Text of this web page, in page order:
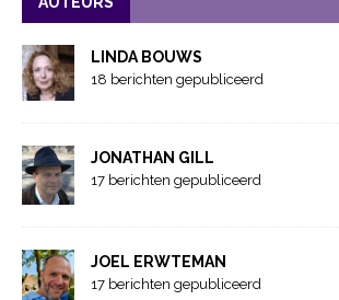
LINDA BOUWS
18 berichten gepubliceerd
JONATHAN GILL
17 berichten gepubliceerd
JOEL ERWTEMAN
17 berichten gepubliceerd